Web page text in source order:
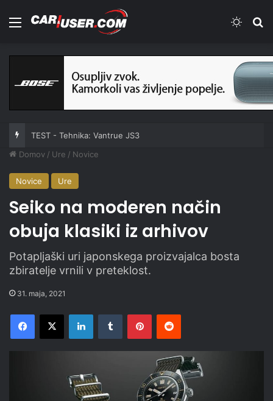
Meni
TEST - Tehnika: Vantrue JS3
Domov / Ure / Novice
Novice Ure
Seiko na moderen način
obuja klasiki iz arhivov
Potapljaški uri japonskega proizvajalca bosta
zbiratelje vrnili v preteklost.
31. maja, 2021
Facebook
X LinkedInTumblr PinterestReddit